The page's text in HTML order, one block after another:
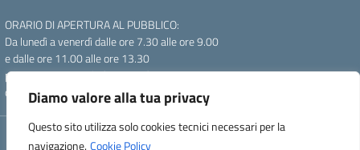
Diamo valore alla tua privacy
Questo sito utilizza solo cookies tecnici necessari per la
navigazione. Cookie Policy
ORARIO DI APERTURA AL PUBBLICO:
Da lunedì a venerdì dalle ore 7.30 alle ore 9.00
e dalle ore 11.00 alle ore 13.30
pomeriggio: mercoledì e giovedì
dalle ore 14.30 alle ore 16.30
Concept & Design by Designers Italia